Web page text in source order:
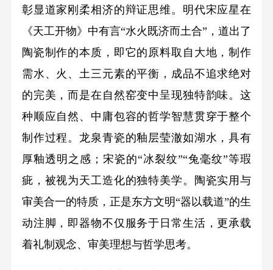
彰显道家刚柔相济的辩证思维。明代宋应星在
《天工开物》中有言“水火既济而土合”，道出了
陶瓷制作的本质，即它的原料取自大地，制作
需水、火、土三元素的平衡，成品不追求绝对
的完美，而是在自然窑变中呈现独特韵味。这
种顺应自然、中庸包容的哲学智慧贯穿于整个
制作过程。龙泉青瓷的釉层莹澈如湖水，具有
厚釉透明之感；宋瓷的“冰裂纹”“兔毫纹”等瑕
疵，被视为天工造化的独特美学。陶瓷实用与
审美合一的特质，正是东方文明“器以载道”的生
动注脚，即器物不仅服务于日常生活，更承载
着礼制观念、审美理想与哲学思考。